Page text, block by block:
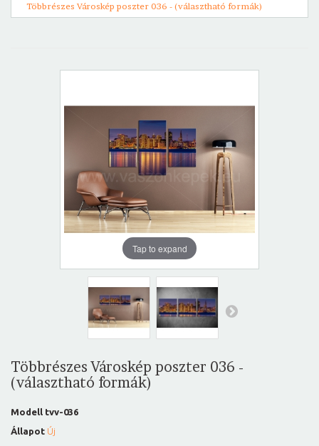
Többrészes Városkép poszter 036 - (választható formák)
Tap to expand
Többrészes Városkép poszter 036 -
(választható formák)
Modell tvv-036
Állapot Új